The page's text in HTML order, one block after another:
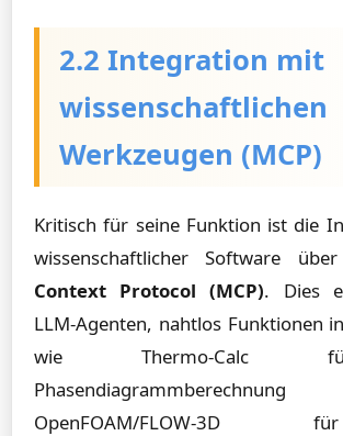
2.2 Integration mit
wissenschaftlichen
Werkzeugen (MCP)
Kritisch für seine Funktion ist die
wissenschaftlicher Software
Context Protocol (MCP). Dies
LLM-Agenten, nahtlos Funktionen
wie Thermo-Calc
OpenFOAM/FLOW-